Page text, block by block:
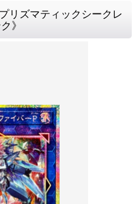
リズマティックシークレ
》